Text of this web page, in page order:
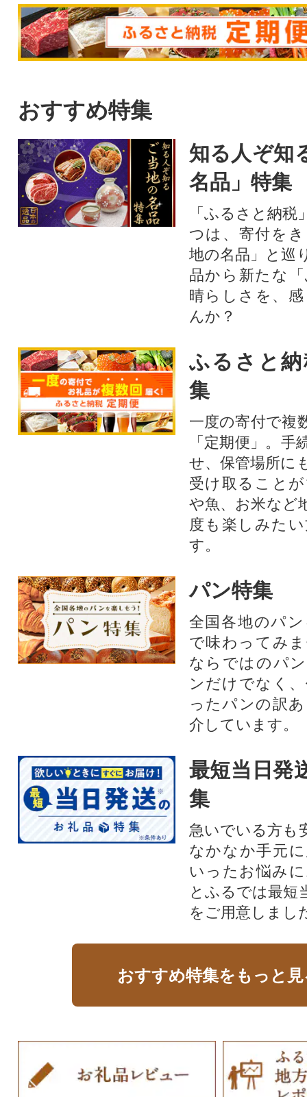
おすすめ特集
知る人ぞ知
名品」特集
「ふるさと納
つは、寄付を
地の名品」と巡
品から新たな
晴らしさを、
んか？
ふるさと
集
一度の寄付で複
「定期便」。
せ、保管場所に
受け取ること
や魚、お米など
度も楽しみた
す。
パン特集
全国各地のパ
で味わってみ
ならではのパ
ンだけでなく
ったパンの訳
介しています。
最短当日発
集
急いでいる方も
なかなか手元
いったお悩み
とふるでは最短
をご用意しまし
おすすめ特集をもっと